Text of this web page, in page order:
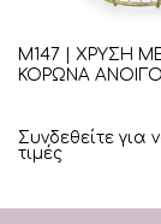
Μ147 | ΧΡΥΣΗ
ΚΟΡΩΝΑ
Συνδεθείτε για
τιμές